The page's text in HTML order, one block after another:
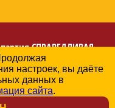
СПРАВЕДЛИВАЯ
области
персональных данных
настроек, вы даёте
данных в
сайта.